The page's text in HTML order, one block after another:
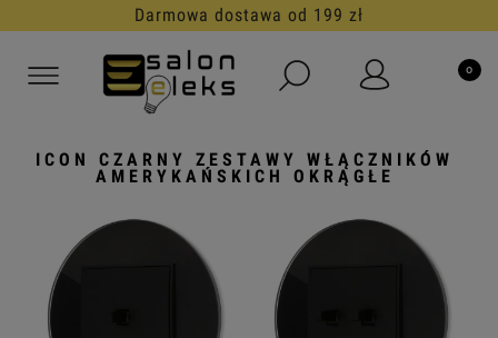
Darmowa dostawa od 199 zł
ICON CZARNY ZESTAWY WŁĄCZNIKÓW
AMERYKAŃSKICH OKRĄGŁE